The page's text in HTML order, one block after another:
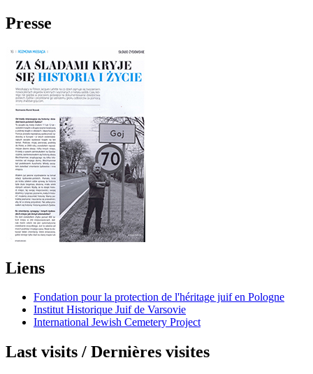
Presse
Liens
Fondation pour la protection de l'héritage juif en Pologne
Institut Historique Juif de Varsovie
International Jewish Cemetery Project
Last visits / Dernières visites